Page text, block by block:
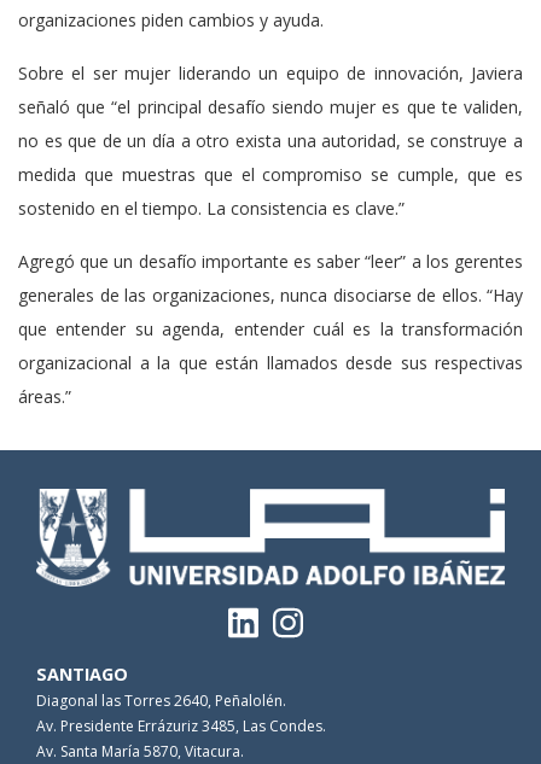
organizaciones piden cambios y ayuda.
Sobre el ser mujer liderando un equipo de innovación, Javiera
señaló que “el principal desafío siendo mujer es que te validen,
no es que de un día a otro exista una autoridad, se construye a
medida que muestras que el compromiso se cumple, que es
sostenido en el tiempo. La consistencia es clave.”
Agregó que un desafío importante es saber “leer” a los gerentes
generales de las organizaciones, nunca disociarse de ellos. “Hay
que entender su agenda, entender cuál es la transformación
organizacional a la que están llamados desde sus respectivas
áreas.”
SANTIAGO
Diagonal las Torres 2640, Peñalolén.
Av. Presidente Errázuriz 3485, Las Condes.
Av. Santa María 5870, Vitacura.